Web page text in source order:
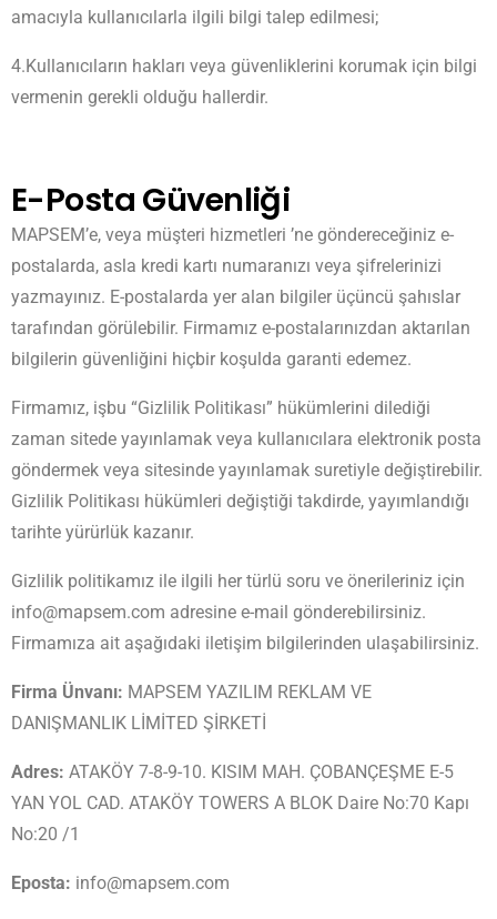
amacıyla kullanıcılarla ilgili bilgi talep edilmesi;
4.Kullanıcıların hakları veya güvenliklerini korumak için bilgi
vermenin gerekli olduğu hallerdir.
E-Posta Güvenliği
MAPSEM’e, veya müşteri hizmetleri ’ne göndereceğiniz e-
postalarda, asla kredi kartı numaranızı veya şifrelerinizi
yazmayınız. E-postalarda yer alan bilgiler üçüncü şahıslar
tarafından görülebilir. Firmamız e-postalarınızdan aktarılan
bilgilerin güvenliğini hiçbir koşulda garanti edemez.
Firmamız, işbu “Gizlilik Politikası” hükümlerini dilediği
zaman sitede yayınlamak veya kullanıcılara elektronik posta
göndermek veya sitesinde yayınlamak suretiyle değiştirebilir.
Gizlilik Politikası hükümleri değiştiği takdirde, yayımlandığı
tarihte yürürlük kazanır.
Gizlilik politikamız ile ilgili her türlü soru ve önerileriniz için
info@mapsem.com adresine e-mail gönderebilirsiniz.
Firmamıza ait aşağıdaki iletişim bilgilerinden ulaşabilirsiniz.
Firma Ünvanı: MAPSEM YAZILIM REKLAM VE
DANIŞMANLIK LİMİTED ŞİRKETİ
Adres: ATAKÖY 7-8-9-10. KISIM MAH. ÇOBANÇEŞME E-5
YAN YOL CAD. ATAKÖY TOWERS A BLOK Daire No:70 Kapı
No:20 /1
Eposta: info@mapsem.com